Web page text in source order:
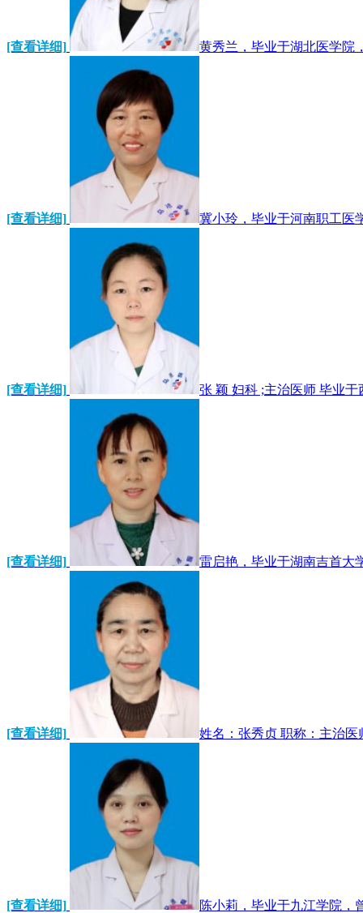
[查看详细] 黄秀兰，毕业于湖北医学院
[查看详细] 冀小玲，毕业于河南职工医
[查看详细] 张 颖 妇科 ;主治医师 毕业
[查看详细] 雷启艳，毕业于湖南吉首大
[查看详细] 姓名：张秀贞 职称：主治
[查看详细] 陈小莉，毕业于九江学院，